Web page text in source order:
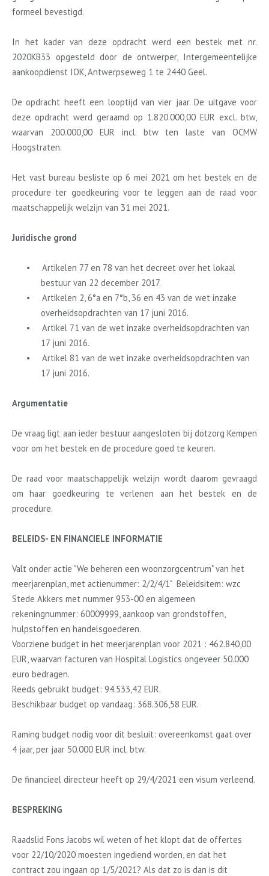
formeel bevestigd.
In het kader van deze opdracht werd een bestek met nr.
2020KB33 opgesteld door de ontwerper, Intergemeentelijke
aankoopdienst IOK, Antwerpseweg 1 te 2440 Geel.
De opdracht heeft een looptijd van vier jaar. De uitgave voor
deze opdracht werd geraamd op 1.820.000,00 EUR excl. btw,
waarvan 200.000,00 EUR incl. btw ten laste van OCMW
Hoogstraten.
Het vast bureau besliste op 6 mei 2021 om het bestek en de
procedure ter goedkeuring voor te leggen aan de raad voor
maatschappelijk welzijn van 31 mei 2021.
Juridische grond
•
Artikelen 77 en 78 van het decreet over het lokaal
bestuur van 22 december 2017.
•
Artikelen 2, 6°a en 7°b, 36 en 43 van de wet inzake
overheidsopdrachten van 17 juni 2016.
•
Artikel 71 van de wet inzake overheidsopdrachten van
17 juni 2016.
•
Artikel 81 van de wet inzake overheidsopdrachten van
17 juni 2016.
Argumentatie
De vraag ligt aan ieder bestuur aangesloten bij dotzorg Kempen
voor om het bestek en de procedure goed te keuren.
De raad voor maatschappelijk welzijn wordt daarom gevraagd
om haar goedkeuring te verlenen aan het bestek en de
procedure.
BELEIDS- EN FINANCIELE INFORMATIE
Valt onder actie "We beheren een woonzorgcentrum" van het
meerjarenplan, met actienummer: 2/2/4/1" Beleidsitem: wzc
Stede Akkers met nummer 953-00 en algemeen
rekeningnummer: 60009999, aankoop van grondstoffen,
hulpstoffen en handelsgoederen.
Voorziene budget in het meerjarenplan voor 2021 : 462.840,00
EUR, waarvan facturen van Hospital Logistics ongeveer 50.000
euro bedragen.
Reeds gebruikt budget: 94.533,42 EUR.
Beschikbaar budget op vandaag: 368.306,58 EUR.
Raming budget nodig voor dit besluit: overeenkomst gaat over
4 jaar, per jaar 50.000 EUR incl. btw.
De financieel directeur heeft op 29/4/2021 een visum verleend.
BESPREKING
Raadslid Fons Jacobs wil weten of het klopt dat de offertes
voor 22/10/2020 moesten ingediend worden, en dat het
contract zou ingaan op 1/5/2021? Als dat zo is dan is dit